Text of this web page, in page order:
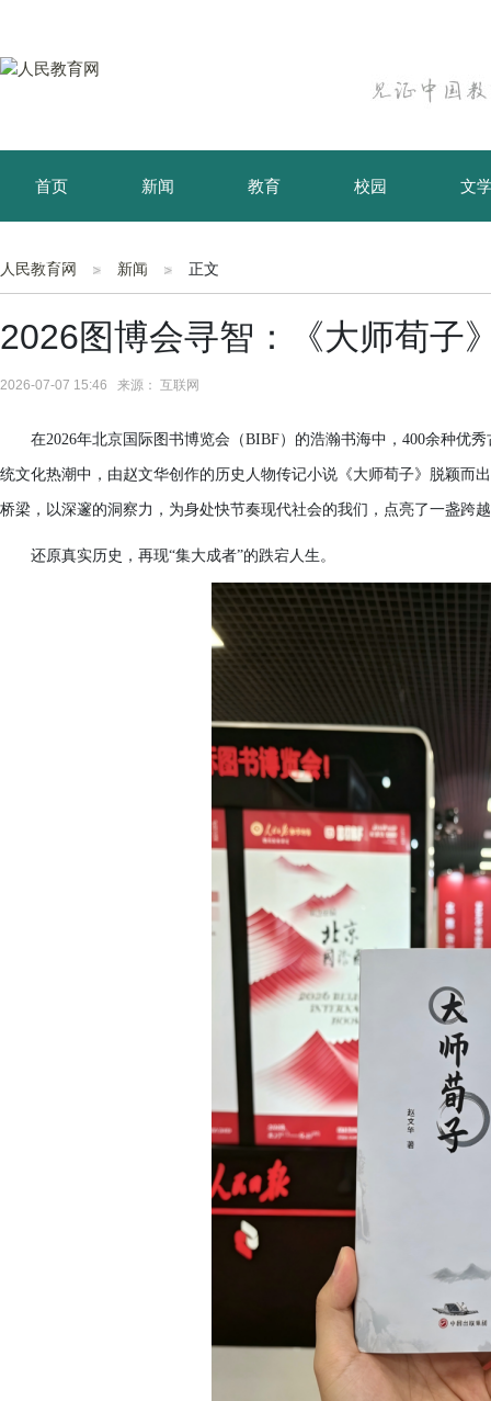
首页 新闻 教育 校园 文
育儿 资讯
人民教育网 新闻 正文
2026图博会寻智：《大师荀子
2026-07-07 15:46 来源： 互联网
在2026年北京国际图书博览会（BIBF）的浩瀚书海中，400余种优
统文化热潮中，由赵文华创作的历史人物传记小说《大师荀子》脱颖而
桥梁，以深邃的洞察力，为身处快节奏现代社会的我们，点亮了一盏跨
还原真实历史，再现“集大成者”的跌宕人生。